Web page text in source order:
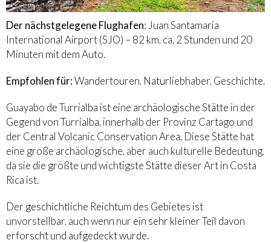
Der nächstgelegene Flughafen: Juan Santamaria
International Airport (SJO) – 82 km, ca. 2 Stunden und 20
Minuten mit dem Auto.
Empfohlen für:Wandertouren, Naturliebhaber, Geschichte.
Guayabo de Turrialba ist eine archäologische Stätte in der
Gegend von Turrialba, innerhalb der Provinz Cartago und
der Central Volcanic Conservation Area. Diese Stätte hat
eine große archäologische, aber auch kulturelle Bedeutung,
da sie die größte und wichtigste Stätte dieser Art in Costa
Rica ist.
Der geschichtliche Reichtum des Gebietes ist
unvorstellbar, auch wenn nur ein sehr kleiner Teil davon
erforscht und aufgedeckt wurde.